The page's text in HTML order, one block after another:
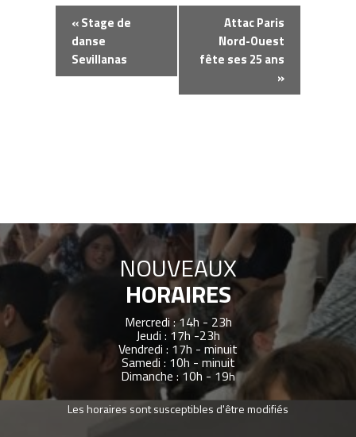
Navigation
Évènement
«Stage de
danse
Sevillanas
Attac Paris
Nord-Ouest
fête ses 25 ans
»
NOUVEAUX
HORAIRES
Mercredi : 14h - 23h
Jeudi : 17h -23h
Vendredi : 17h - minuit
Samedi : 10h - minuit
Dimanche : 10h - 19h
Les horaires sont susceptibles d'être modifiés